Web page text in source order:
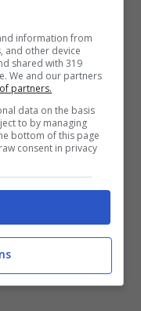
nascosta ai
2006 ed un
Amanda.
anche lo
Spesso si
figlia
piuttosto
information from
and other device
shared with 319
We and our partners
partners.
data on the basis
to by managing
bottom of this page
consent in privacy